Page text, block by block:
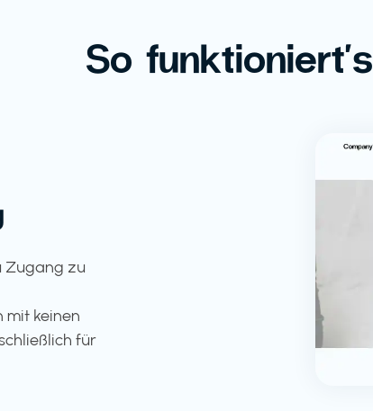
So funktioniert's
Zugang zu
mit keinen
für